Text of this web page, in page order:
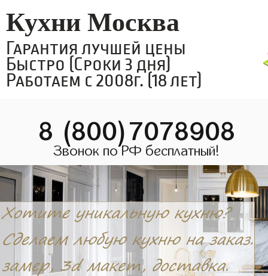
Кухни Москва
Гарантия лучшей цены
Быстро (Сроки 3 дня)
Работаем с 2008г. (18 лет)
8 (800)7078908
Звонок по РФ бесплатный!